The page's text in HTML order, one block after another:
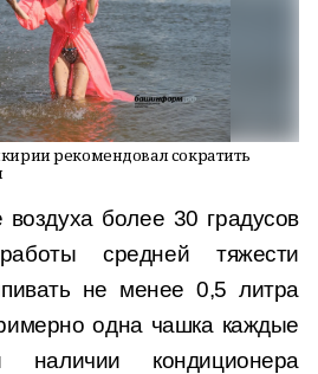
рекомендовал сократить
более 30 градусов
средней тяжести
не менее 0,5 литра
одна чашка каждые
кондиционера